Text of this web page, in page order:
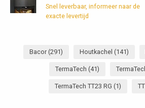
Snel leverbaar, informeer naar de
exacte levertijd
Bacor (291) Houtkachel (141)
TermaTech (41)
TermaTech TT23 RG (1)